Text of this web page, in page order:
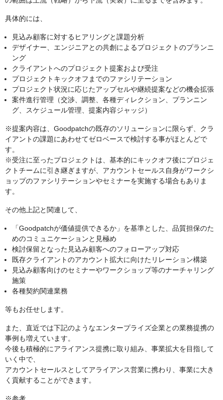
具体的には、
見込み顧客に対するヒアリングと課題分析
デザイナー、エンジニアとの共創によるプロジェクトのプランニ
ング
クライアントへのプロジェクト提案および受注
プロジェクトキックオフまでのファシリテーション
プロジェクト状況に応じたアップセルや継続提案などの機会拡張
案件進行管理（交渉、調整、各種ディレクション、プランニン
グ、スケジュール管理、提案内容ジャッジ）
※提案内容は、Goodpatchの既存のソリューションに限らず、クラ
イアントの課題にあわせてゼロベースで検討する事がほとんどで
す。
※受注に至ったプロジェクトは、基本的にキックオフ後にプロジェ
クトチームに引き継ぎますが、アカウントセールス自身がワークシ
ョップのファシリテーションやセミナーを実施する場合もありま
す。
その他上記と関連して、
「Goodpatchが価値提供できるか」を基準とした、品質担保のた
めのコミュニケーションと見極め
検討保留となった見込み顧客へのフォローアップ対応
既存クライアントのアカウント拡大に向けたリレーション構築
見込み顧客向けのセミナーやワークショップ等のナーチャリング
施策
各種契約関連業務
等もお任せします。
また、直近では下記のようなエンタープライズ企業との業務提携の
事例も増えています。
今後も積極的にアライアンス提携に取り組み、事業拡大を目指して
いく中で、
アカウントセールスとしてアライアンス営業に携わり、事業に大き
く貢献することができます。